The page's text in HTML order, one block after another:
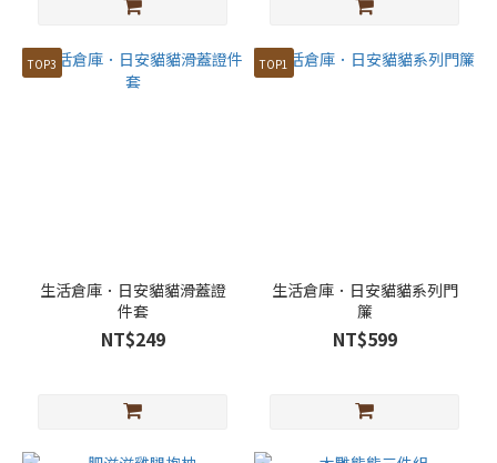
TOP3
生活倉庫．日安貓貓滑蓋證
件套
NT$249
TOP1
生活倉庫．日安貓貓系列門
簾
NT$599